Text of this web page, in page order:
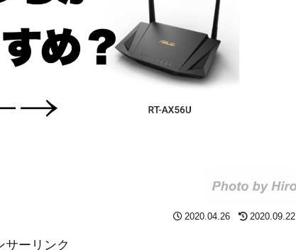
2020.04.26 2020.09.22
サーリンク